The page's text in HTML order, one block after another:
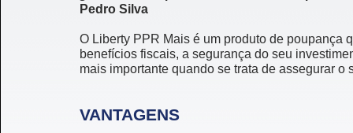
Pedro Silva
O Liberty PPR Mais é um produto de poupança
benefícios fiscais, a segurança do seu
mais importante quando se trata de assegurar o
VANTAGENS